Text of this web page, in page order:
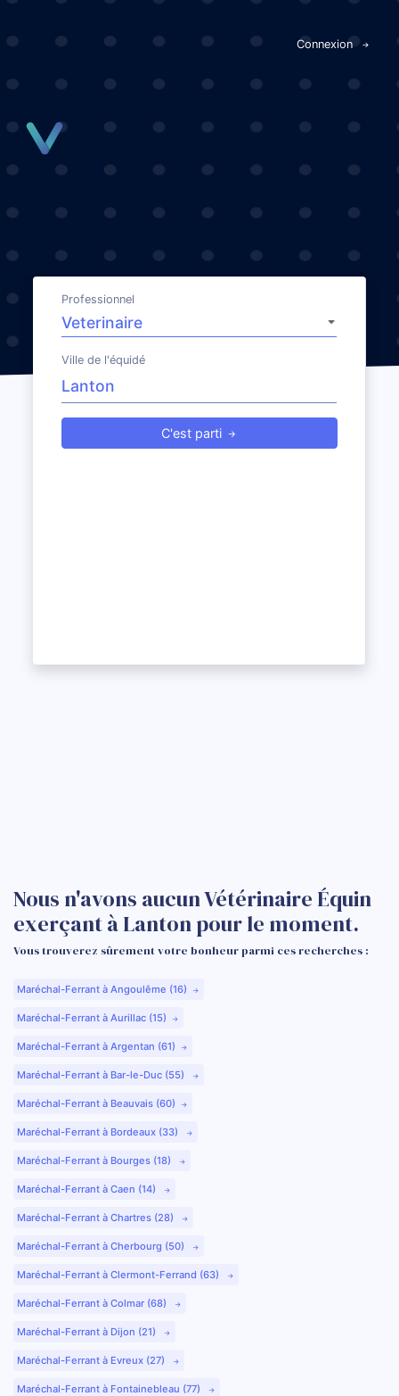
Connexion
Professionnel
Ville de l'équidé
C'est parti
Nous n'avons aucun Vétérinaire Équin
exerçant à Lanton pour le moment.
Vous trouverez sûrement votre bonheur parmi ces recherches :
Maréchal-Ferrant à Angoulême (16)
Maréchal-Ferrant à Aurillac (15)
Maréchal-Ferrant à Argentan (61)
Maréchal-Ferrant à Bar-le-Duc (55)
Maréchal-Ferrant à Beauvais (60)
Maréchal-Ferrant à Bordeaux (33)
Maréchal-Ferrant à Bourges (18)
Maréchal-Ferrant à Caen (14)
Maréchal-Ferrant à Chartres (28)
Maréchal-Ferrant à Cherbourg (50)
Maréchal-Ferrant à Clermont-Ferrand (63)
Maréchal-Ferrant à Colmar (68)
Maréchal-Ferrant à Dijon (21)
Maréchal-Ferrant à Evreux (27)
Maréchal-Ferrant à Fontainebleau (77)